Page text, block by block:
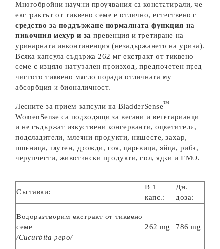
Многобройни научни проучвания са констатирали, че
екстрактът от тиквено семе е отлично, естествено с
средство за поддържане нормалната функция на
пикочния мехур и запревенция и третиране на
уринарната инконтиненция (незадържането на урина).
Всяка капсула съдържа 262 мг екстракт от тиквено
семе с изцяло натурален произход, предпочетен пред
чистото тиквено масло поради отличната му
абсорбция и бионаличност.
Лесните за прием капсули на BladderSense™
WomenSense са подходящи за вегани и вегетарианци
и не съдържат изкуствени консерванти, оцветители,
подсладители, млечни продукти, нишесте, захар,
пшеница, глутен, дрожди, соя, царевица, яйца, риба,
черупчести, животински продукти, сол, ядки и ГМО.
Съставки:
В 1
капс.:
Дн.
доза:
Водоразтворим екстракт от тиквено
семе
/Cucurbita pepo/
262 mg 786 mg